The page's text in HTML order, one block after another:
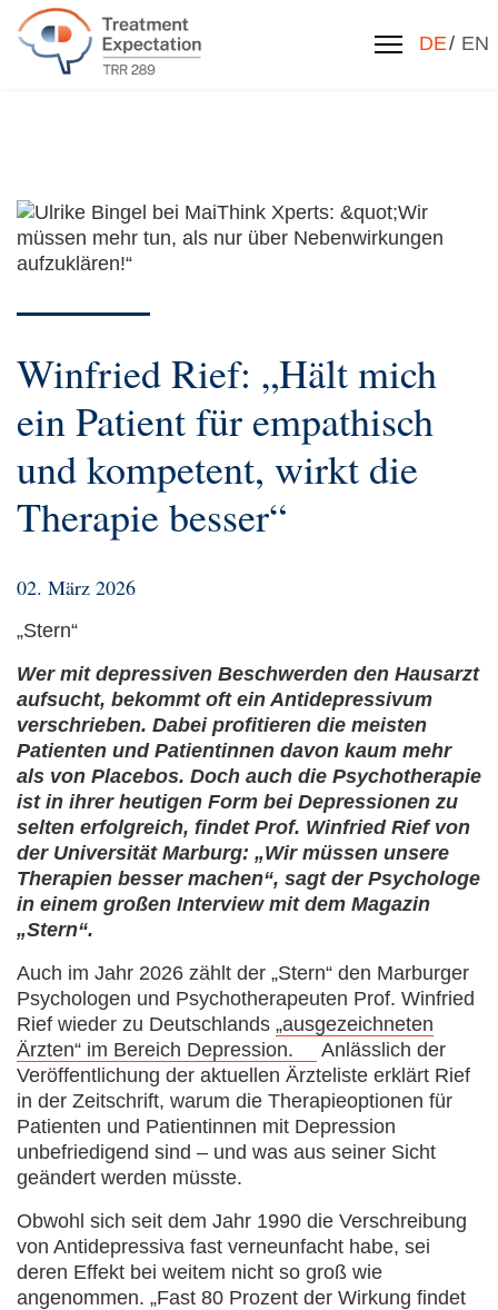
DE EN
Winfried Rief: „Hält mich
ein Patient für empathisch
und kompetent, wirkt die
Therapie besser“
02. März 2026
„Stern“
Wer mit depressiven Beschwerden den Hausarzt
aufsucht, bekommt oft ein Antidepressivum
verschrieben. Dabei profitieren die meisten
Patienten und Patientinnen davon kaum mehr
als von Placebos. Doch auch die Psychotherapie
ist in ihrer heutigen Form bei Depressionen zu
selten erfolgreich, findet Prof. Winfried Rief von
der Universität Marburg: „Wir müssen unsere
Therapien besser machen“, sagt der Psychologe
in einem großen Interview mit dem Magazin
„Stern“.
Auch im Jahr 2026 zählt der „Stern“ den Marburger
Psychologen und Psychotherapeuten Prof. Winfried
Rief wieder zu Deutschlands „ausgezeichneten
Ärzten“ im Bereich Depression.
Anlässlich der
Veröffentlichung der aktuellen Ärzteliste erklärt Rief
in der Zeitschrift, warum die Therapieoptionen für
Patienten und Patientinnen mit Depression
unbefriedigend sind – und was aus seiner Sicht
geändert werden müsste.
Obwohl sich seit dem Jahr 1990 die Verschreibung
von Antidepressiva fast verneunfacht habe, sei
deren Effekt bei weitem nicht so groß wie
angenommen. „Fast 80 Prozent der Wirkung findet